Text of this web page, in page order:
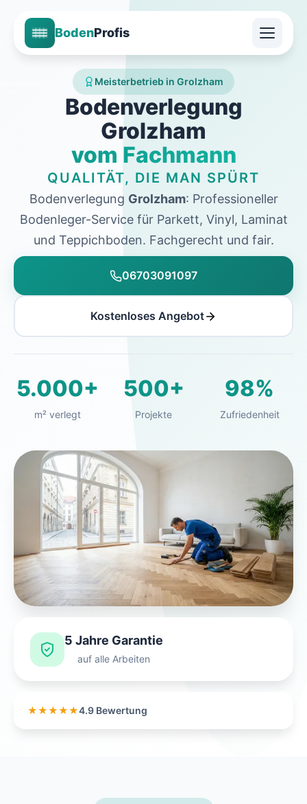
BodenProfis
Meisterbetrieb in Grolzham
Bodenverlegung
Grolzham
vom Fachmann
QUALITÄT, DIE MAN SPÜRT
Bodenverlegung Grolzham: Professioneller
Bodenleger-Service für Parkett, Vinyl, Laminat
und Teppichboden. Fachgerecht und fair.
06703091097
Kostenloses Angebot
5.000+
m² verlegt
500+
Projekte
98%
Zufriedenheit
5 Jahre Garantie
auf alle Arbeiten
★★★★★4.9 Bewertung